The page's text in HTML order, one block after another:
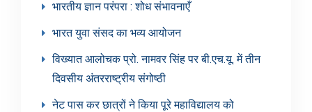
भारतीय ज्ञान परंपरा : शोध संभावनाएँ
भारत युवा संसद का भव्य आयोजन
विख्यात आलोचक प्रो. नामवर सिंह पर बी.एच.यू. में तीन
दिवसीय अंतरराष्ट्रीय संगोष्ठी
नेट पास कर छात्रों ने किया पूरे महाविद्यालय को